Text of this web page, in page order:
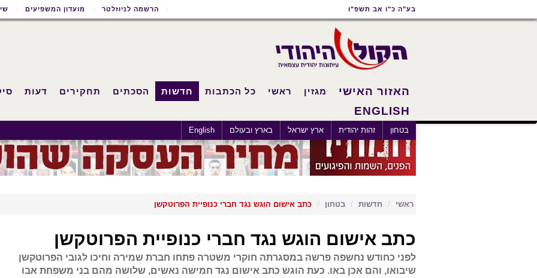
נגישות
ראשי
ראשי
בע"ה כ"ו אב תשפ"ו הרשמה לניוזלטר מועדון המשפיעים
האזור האישי מגזין ראשי כל הכתבות חדשות
בטחון זהות יהודית ארץ ישראל בארץ ובעולם English
הסכתים תחקירים דעות
ENGLISH
ראשי חדשות בטחון כתב אישום הוגש נגד חברי כנופיית הפרוטקשן
כתב אישום הוגש נגד חברי כנופיית הפרוטקשן
לפני כחודש נחשפה פרשה במסגרתה חוקרי משטרה פתחו חברת שמירה וחיכו לגובי הפרוטקשן
שיבואו, והם אכן באו. כעת הוגש כתב אישום נגד חמישה נאשים, שלושה מהם בני משפחת אבו